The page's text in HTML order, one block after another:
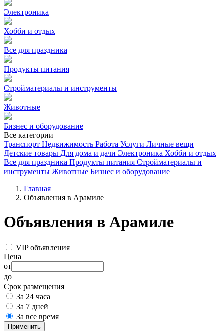
Электроника
Хобби и отдых
Все для праздника
Продукты питания
Стройматериалы и инструменты
Животные
Бизнес и оборудование
Все категории
Транспорт Недвижимость Работа Услуги Личные вещи
Детские товары Для дома и дачи Электроника Хобби и отдых
Все для праздника Продукты питания Стройматериалы и
инструменты Животные Бизнес и оборудование
Главная
Объявления в Арамиле
Объявления в Арамиле
VIP объявления
Цена
от
до
Срок размещения
За 24 часа
За 7 дней
За все время
Применить